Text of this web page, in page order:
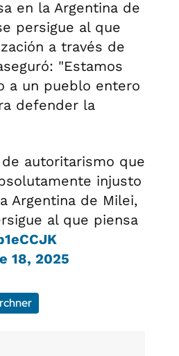
en la Argentina de
persigue al que
a través de
"Estamos
a un pueblo entero
defender la
autoritarismo que
injusto
Argentina de Milei,
al que piensa
18, 2025